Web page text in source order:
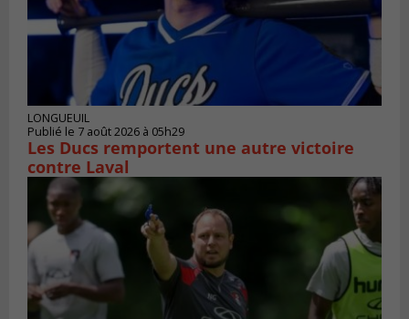
LONGUEUIL
Publié le 7 août 2026 à 05h29
Les Ducs remportent une autre victoire
contre Laval